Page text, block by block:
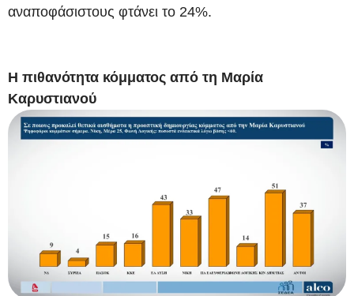
αναποφάσιστους φτάνει το 24%.
Η πιθανότητα κόμματος από τη Μαρία
Καρυστιανού